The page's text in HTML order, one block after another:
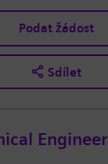
Podat žádost
Sdílet
Engineer